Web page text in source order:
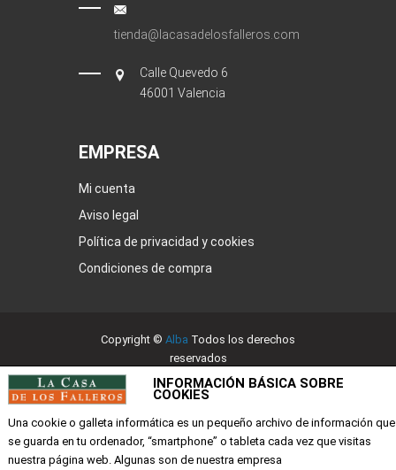
tienda@lacasadelosfalleros.com
Calle Quevedo 6
46001 Valencia
EMPRESA
Mi cuenta
Aviso legal
Política de privacidad y cookies
Condiciones de compra
Copyright © Alba Todos los derechos
reservados
INFORMACIÓN BÁSICA SOBRE
COOKIES
Una cookie o galleta informática es un pequeño archivo de información que
se guarda en tu ordenador, “smartphone” o tableta cada vez que visitas
nuestra página web. Algunas son de nuestra empresa